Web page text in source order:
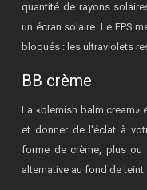
quantité de rayons
un écran solaire. Le FPS
bloqués : les ultraviolets
BB crème
La «blemish balm cream»
et donner de l'éclat à
forme de crème, plus ou
alternative au fond de